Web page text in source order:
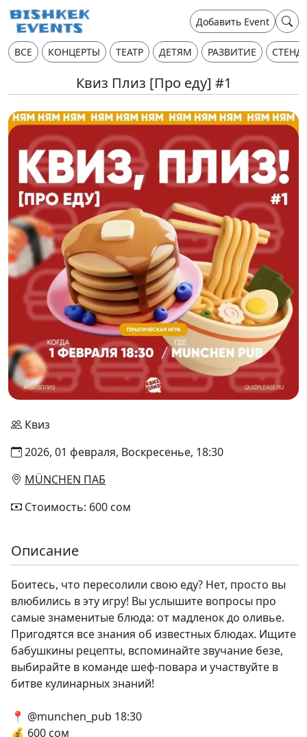
Добавить Event
ВСЕ КОНЦЕРТЫ ТЕАТР ДЕТЯМ РАЗВИТИЕ
Квиз Плиз [Про еду] #1
Квиз
2026, 01 февраля, Воскресенье, 18:30
MÜNCHEN ПАБ
Стоимость: 600 сом
Описание
Боитесь, что пересолили свою еду? Нет, просто вы
влюбились в эту игру! Вы услышите вопросы про
самые знаменитые блюда: от мадленок до оливье.
Пригодятся все знания об известных блюдах. Ищите
бабушкины рецепты, вспоминайте звучание безе,
выбирайте в команде шеф-повара и участвуйте в
битве кулинарных знаний!
📍 @munchen_pub 18:30
💰 600 сом